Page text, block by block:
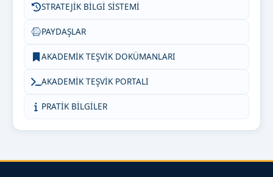
STRATEJİK BİLGİ SİSTEMİ
PAYDAŞLAR
AKADEMİK TEŞVİK DOKÜMANLARI
AKADEMİK TEŞVİK PORTALI
PRATİK BİLGİLER